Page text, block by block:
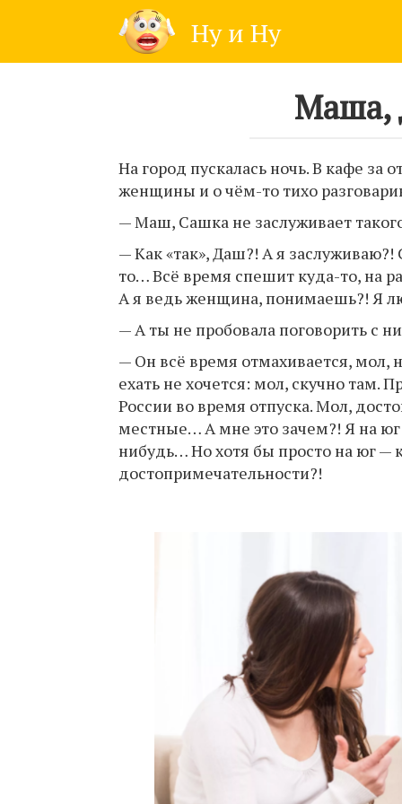
Ну и Ну
Маша,
На город пускалась ночь. В кафе
женщины и о чём-то тихо
— Маш, Сашка не заслуживает
— Как «так», Даш?! А я
то… Всё время спешит куда-то, на
А я ведь женщина, понимаешь?! Я
— А ты не пробовала поговорить с
— Он всё время отмахивается, мол,
ехать не хочется: мол, скучно там.
России во время отпуска. Мол,
местные… А мне это зачем?! Я на юг
нибудь… Но хотя бы просто на юг —
достопримечательности?!